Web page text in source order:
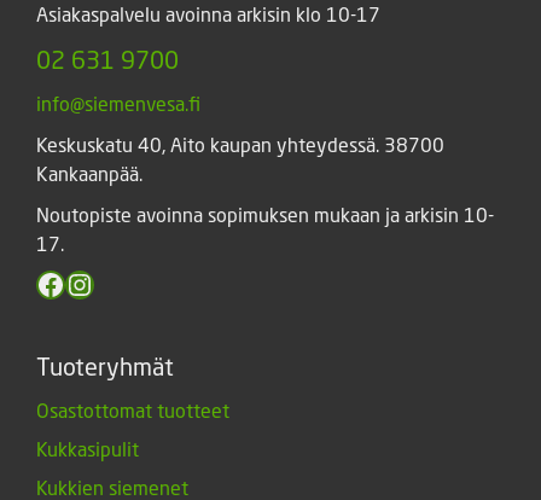
Asiakaspalvelu avoinna arkisin klo 10-17
02 631 9700
info@siemenvesa.fi
Keskuskatu 40, Aito kaupan yhteydessä. 38700
Kankaanpää.
Noutopiste avoinna sopimuksen mukaan ja arkisin 10-
17.
Facebook
Instagram
Tuoteryhmät
Osastottomat tuotteet
Kukkasipulit
Kukkien siemenet